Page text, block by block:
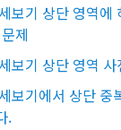
보기 상단 영역에
제
보기 상단 영역 사
보기에서 상단 중
.